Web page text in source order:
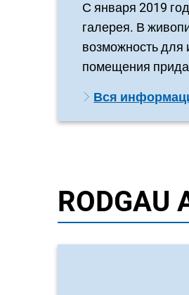
С января 2019
галерея. В
возможность для
помещения
Вся
RODGAU